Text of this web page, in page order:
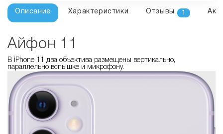
Описание Характеристики Отзывы 1
Айфон 11
В iPhone 11 два объектива размещены вертикально,
параллельно вспышке и микрофону.